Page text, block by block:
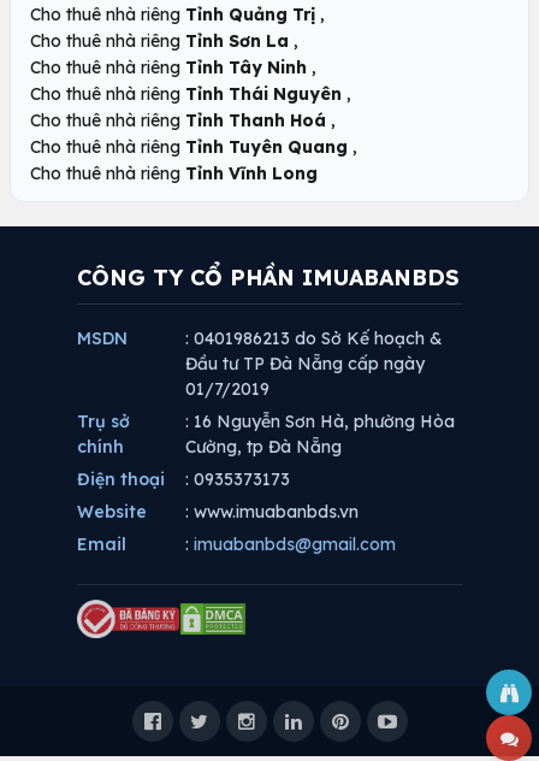
Cho thuê nhà riêng Tỉnh Quảng Trị ,
Cho thuê nhà riêng Tỉnh Sơn La ,
Cho thuê nhà riêng Tỉnh Tây Ninh ,
Cho thuê nhà riêng Tỉnh Thái Nguyên ,
Cho thuê nhà riêng Tỉnh Thanh Hoá ,
Cho thuê nhà riêng Tỉnh Tuyên Quang ,
Cho thuê nhà riêng Tỉnh Vĩnh Long
CÔNG TY CỔ PHẦN IMUABANBDS
MSDN
: 0401986213 do Sở Kế hoạch &
Đầu tư TP Đà Nẵng cấp ngày
01/7/2019
Trụ sở
chính
: 16 Nguyễn Sơn Hà, phường Hòa
Cường, tp Đà Nẵng
Điện thoại
: 0935373173
Website
: www.imuabanbds.vn
Email
: imuabanbds@gmail.com